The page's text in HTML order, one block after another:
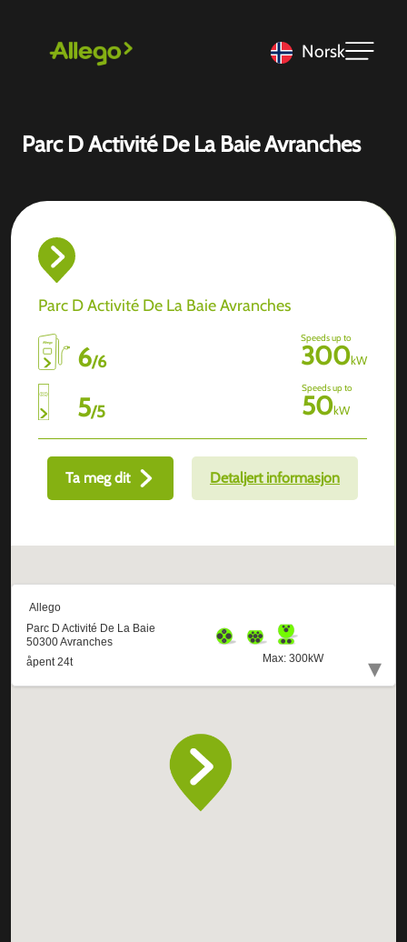
Norsk
Parc D Activité De La Baie Avranches
Parc D Activité De La Baie Avranches
6/6
Speeds up to
300kW
5/5
Speeds up to
50kW
Ta meg dit Detaljert informasjon